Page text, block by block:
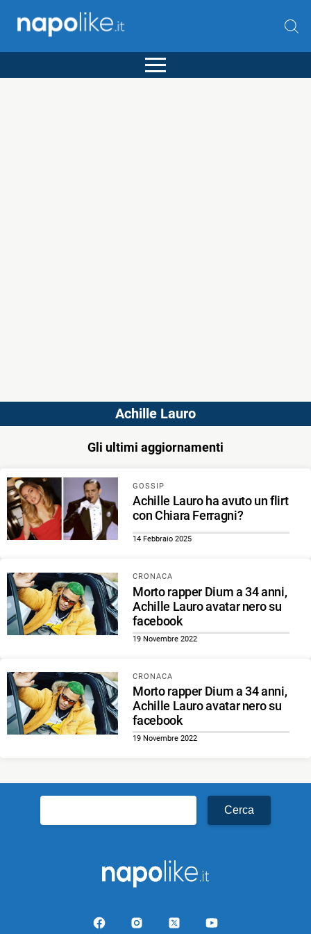
Achille Lauro
Gli ultimi aggiornamenti
GOSSIP
Achille Lauro ha avuto un flirt
con Chiara Ferragni?
14 Febbraio 2025
CRONACA
Morto rapper Dium a 34 anni,
Achille Lauro avatar nero su
facebook
19 Novembre 2022
CRONACA
Morto rapper Dium a 34 anni,
Achille Lauro avatar nero su
facebook
19 Novembre 2022
per: